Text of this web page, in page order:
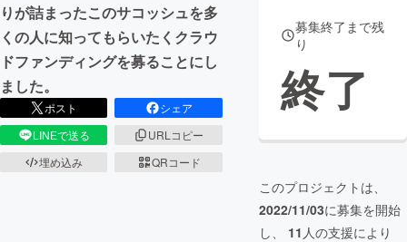
りが詰まったこのサコッシュを多
くの人に知ってもらいたくクラウ
ドファンディングを募ることにし
ました。
ポスト
シェア
LINEで送る
URLコピー
埋め込み
QRコード
募集終了まで残
り
終了
このプロジェクトは、
2022/11/03に募集を開始
し、 11 人の支援により